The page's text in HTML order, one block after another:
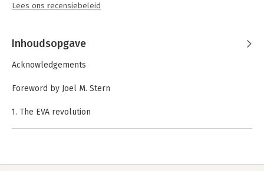
Lees ons recensiebeleid
Inhoudsopgave
Acknowledgements
Foreword by Joel M. Stern
1. The EVA revolution